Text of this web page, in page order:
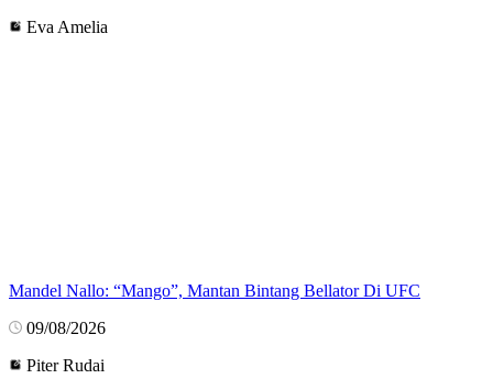
Eva Amelia
Mandel Nallo: “Mango”, Mantan Bintang Bellator Di UFC
09/08/2026
Piter Rudai